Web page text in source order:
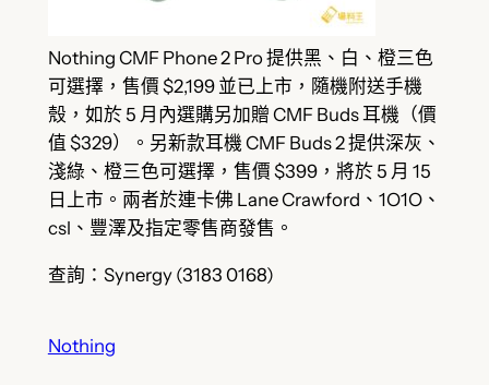
Nothing CMF Phone 2 Pro 提供黑、白、橙三色
可選擇，售價 $2,199 並已上市，隨機附送手機
殼，如於 5 月內選購另加贈 CMF Buds 耳機（價
值 $329）。另新款耳機 CMF Buds 2 提供深灰、
淺綠、橙三色可選擇，售價 $399，將於 5 月 15
日上市。兩者於連卡佛 Lane Crawford、1O1O、
csl、豐澤及指定零售商發售。
查詢：Synergy (3183 0168)
Nothing